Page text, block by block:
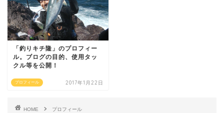
プロフィール
「釣りキチ隆」のプロフィー
ル。ブログの目的、使用タッ
クル等を公開！
2017年1月22日
HOME プロフィール